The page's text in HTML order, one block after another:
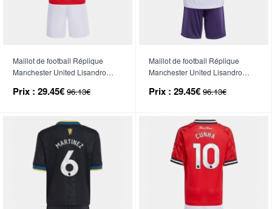
Maillot de football Réplique
Manchester United Lisandro
2025-26 Manche Courte (+
Prix : 29.45€ 96.13€
Maillot de football Réplique
Manchester United Lisandro
2025-26 Manche Courte (+
Prix : 29.45€ 96.13€